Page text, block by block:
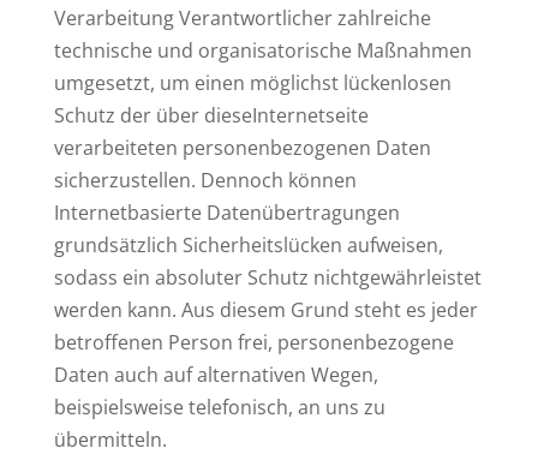
Verarbeitung Verantwortlicher zahlreiche
technische und organisatorische Maßnahmen
umgesetzt, um einen möglichst lückenlosen
Schutz der über dieseInternetseite
verarbeiteten personenbezogenen Daten
sicherzustellen. Dennoch können
Internetbasierte Datenübertragungen
grundsätzlich Sicherheitslücken aufweisen,
sodass ein absoluter Schutz nichtgewährleistet
werden kann. Aus diesem Grund steht es jeder
betroffenen Person frei, personenbezogene
Daten auch auf alternativen Wegen,
beispielsweise telefonisch, an uns zu
übermitteln.